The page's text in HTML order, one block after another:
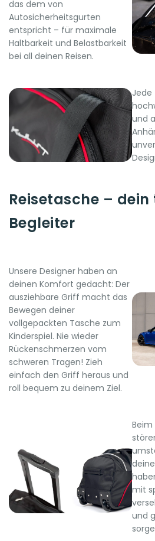
das dem von
Autosicherheitsgurten
entspricht – für maximale
Haltbarkeit und Belastbarkeit
bei all deinen Reisen.
und
Reisetasche –
Begleiter
Unsere Designer haben an
deinen Komfort gedacht: Der
ausziehbare Griff macht das
Bewegen deiner
vollgepackten Tasche zum
Kinderspiel. Nie wieder
Rückenschmerzen vom
schweren Tragen! Zieh
einfach den Griff heraus und
roll bequem zu deinem Ziel.
Beim
mit
und